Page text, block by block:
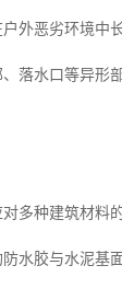
外恶劣环境中
落水口等异
多种建筑材料
水胶与水泥基